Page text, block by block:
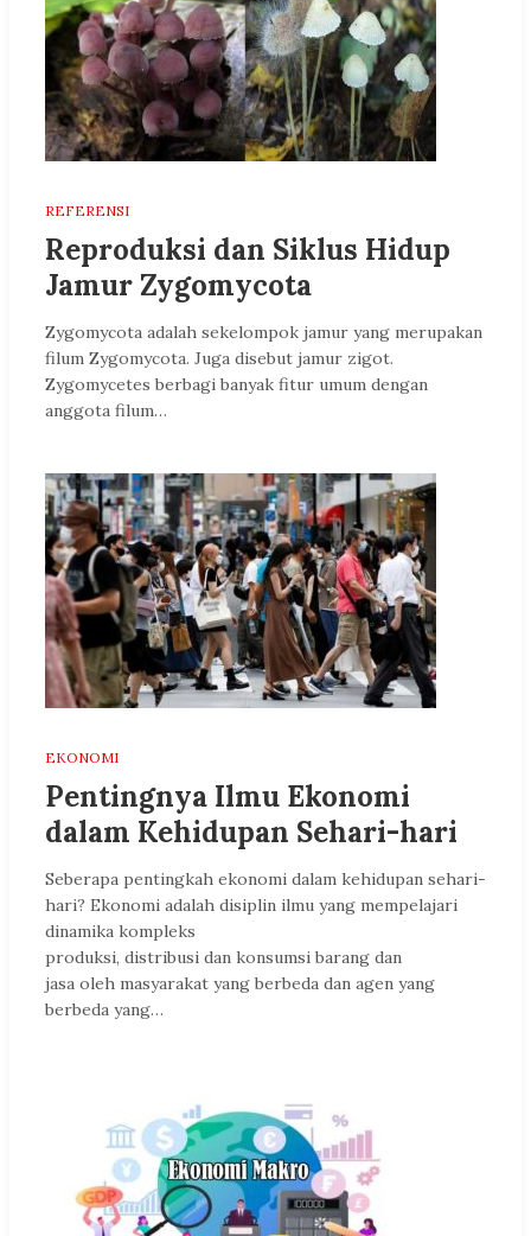
REFERENSI
Reproduksi dan Siklus Hidup
Jamur Zygomycota
Zygomycota adalah sekelompok jamur yang merupakan
filum Zygomycota. Juga disebut jamur zigot.
Zygomycetes berbagi banyak fitur umum dengan
anggota filum…
EKONOMI
Pentingnya Ilmu Ekonomi
dalam Kehidupan Sehari-hari
Seberapa pentingkah ekonomi dalam kehidupan sehari-
hari? Ekonomi adalah disiplin ilmu yang mempelajari
dinamika kompleks
produksi, distribusi dan konsumsi barang dan
jasa oleh masyarakat yang berbeda dan agen yang
berbeda yang…